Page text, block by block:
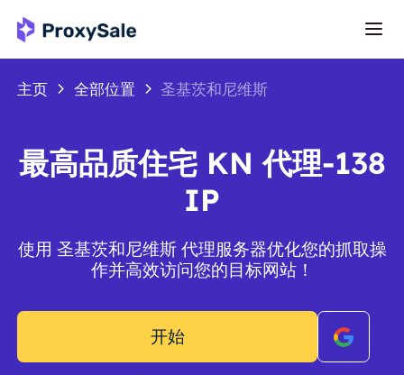
主页 全部位置 圣基茨和尼维斯
最高品质住宅 KN 代理-138
IP
使用 圣基茨和尼维斯 代理服务器优化您的抓取操
作并高效访问您的目标网站！
开始